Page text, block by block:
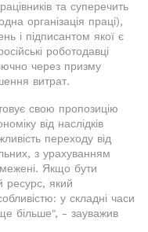
та суперечить
організація праці),
і підписантом якої є
роботодавці
через призму
витрат.
свою пропозицію
від наслідків
переходу від
з урахуванням
Якщо бути
який
у складні часи
більше", - зауважив